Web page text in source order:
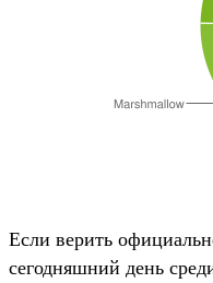
Если верить
сегодняшний день